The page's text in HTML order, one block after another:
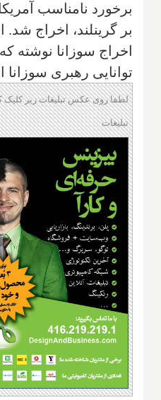
برخورد نامناسب
بر گرینلند، اخراج شد.
اخراج سوزانا نوشته
توانایی رهبری
لطفا روی عکس تبلیغات زیر کلیک
تبلیغات